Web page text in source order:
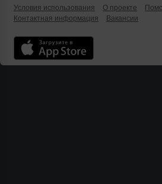
Условия использования
О проекте
Контактная информация
Вакансии